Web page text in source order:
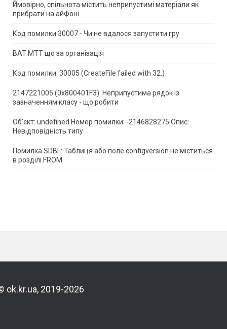
Ймовірно, спільнота містить неприпустимі матеріали як
прибрати на айФоні
Код помилки 30007 - Чи не вдалося запустити гру
ВАТ МТТ що за організація
Код помилки: 30005 (CreateFile failed with 32.)
2147221005 (0x800401F3): Неприпустима рядок із
зазначенням класу - що робити
Об'єкт: undefined Номер помилки: -2146828275 Опис:
Невідповідність типу
Помилка SDBL: Таблиця або поле configversion не міститься
в розділі FROM
ok.kr.ua, 2019-2026